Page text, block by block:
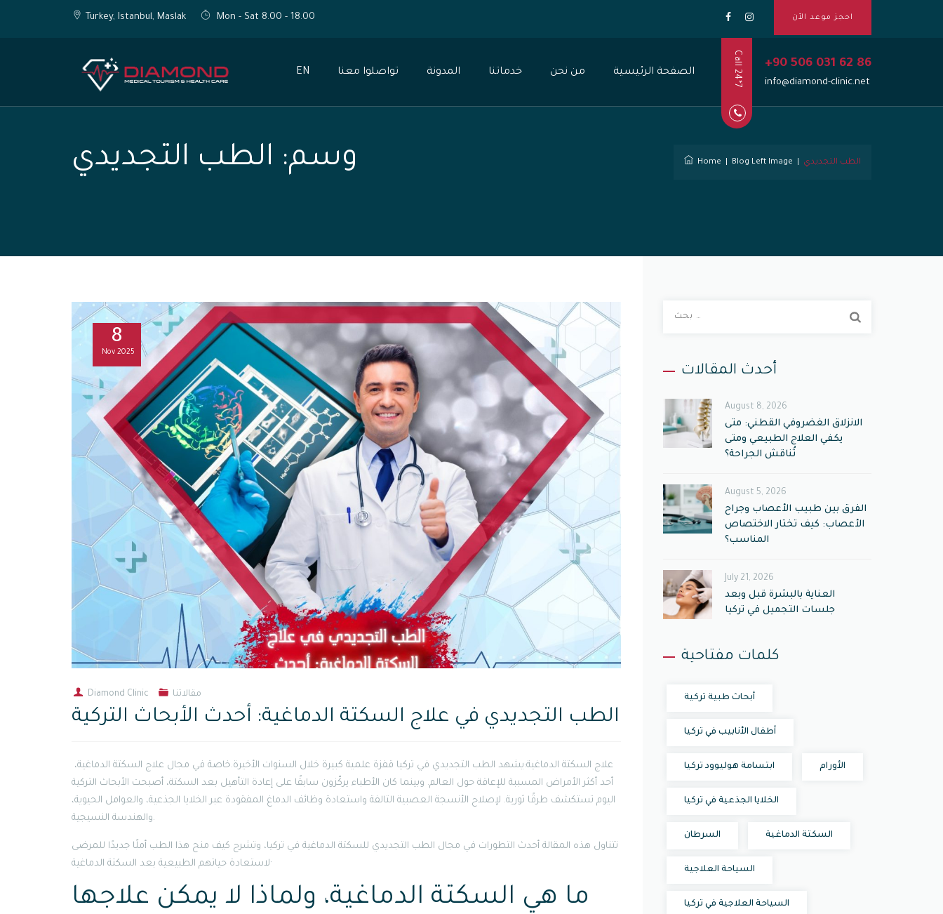
Turkey, Istanbul, Maslak Mon - Sat 8.00 - 18.00 احجز موعد الآن
Call 24*7 +90 506 031 62 86
info@diamond-clinic.net
EN تواصلوا معنا المدونة خدماتنا من نحن الصفحة الرئيسية
وسم: الطب التجديدي Home Blog Left Image الطب التجديدي
8
Nov 2025
Diamond Clinic مقالاتنا
الطب التجديدي في علاج السكتة الدماغية: أحدث الأبحاث التركية
أحد أكثر الأمراض المسببة للإعاقة حول العالم. وبينما كان الأطباء يركّزون سابقًا على إعادة التأهيل بعد السكتة، أصبحت الأبحاث التركية
اليوم تستكشف طرقًا ثورية. لإصلاح الأنسجة العصبية التالفة واستعادة وظائف الدماغ المفقودة عبر الخلايا الجذعية، والعوامل الحيوية،
والهندسة النسيجية.
تتناول هذه المقالة أحدث التطورات في مجال الطب التجديدي للسكتة الدماغية في تركيا، وتشرح كيف منح هذا الطب أملًا جديدًا للمرضى
لاستعادة حياتهم الطبيعية بعد السكتة الدماغية·
ما هي السكتة الدماغية، ولماذا لا يمكن علاجها
ن
أحدث المقالات
August 8, 2026
الانزلاق الغضروفي القطني: متى
يكفي العلاج الطبيعي ومتى
تُناقش الجراحة؟
August 5, 2026
الفرق بين طبيب الأعصاب وجراح
الأعصاب: كيف تختار الاختصاص
المناسب؟
July 21, 2026
العناية بالبشرة قبل وبعد
جلسات التجميل في تركيا
كلمات مفتاحية
أبحاث طبية تركية
أطفال الأنابيب في تركيا
ابتسامة هوليوود تركيا الأورام
الخلايا الجذعية في تركيا
السرطان السكتة الدماغية
السياحة العلاجية
السياحة العلاجية في تركيا